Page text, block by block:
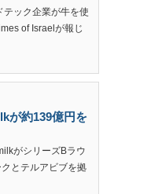
ック企業が牛を使
of Israelが報じ
が約139億円を
がシリーズBラウ
とテルアビブを拠